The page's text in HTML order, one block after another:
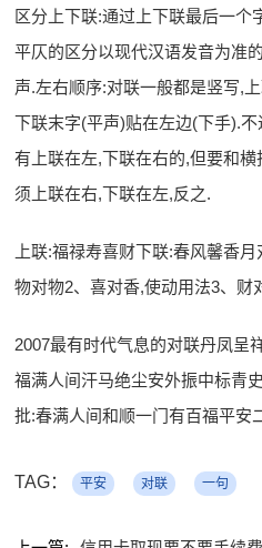
区分上下联:通过上下联最后一个
平仄的区分以现代汉语发音为准
声.左右顺序:对联一般都是竖写,
下联末字(平声)贴在左边(下手).
有上联在左,下联在右的,但要和
须上联在右,下联在左,反之.
上联:福禄寿喜财下联:春风馨香
物对物2、喜对香,使动用法3、财
2007最有时代气息的对联丹凤呈
福满人间汗马绝尘安外振中标青
批:春满人间和顺一门有百福平安
TAG： 平安 对联 一句